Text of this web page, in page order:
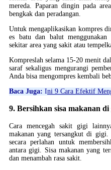
mereda. Paparan dingin pada
bengkak dan peradangan.
Untuk mengaplikasikan kompres
es batu dan balut
sekitar area yang sakit atau
Kompreslah selama 15-20 menit
saraf sekaligus mengurangi
Anda bisa mengompres kembali
Baca Juga: Ini 9 Cara Efektif
9. Bersihkan sisa makanan di
Cara mencegah sakit gigi
makanan yang tersangkut di
secara perlahan untuk
antara gigi. Sisa makanan yang
dan menambah rasa sakit.